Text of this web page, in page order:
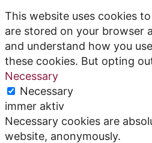
This website uses cookies
are stored on your browser
and understand how you
these cookies. But opting
Necessary
Necessary
immer aktiv
Necessary cookies are
website, anonymously.